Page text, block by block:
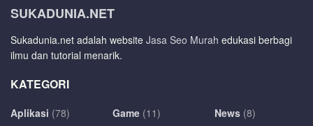
SUKADUNIA.NET
Sukadunia.net adalah website Jasa Seo Murah edukasi berbagi
ilmu dan tutorial menarik.
KATEGORI
Aplikasi (78)
Game (11)
News (8)